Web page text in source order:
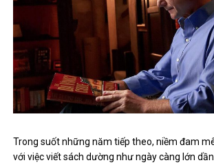
Trong suốt những năm tiếp theo, niềm đam
với việc viết sách dường như ngày càng lớn